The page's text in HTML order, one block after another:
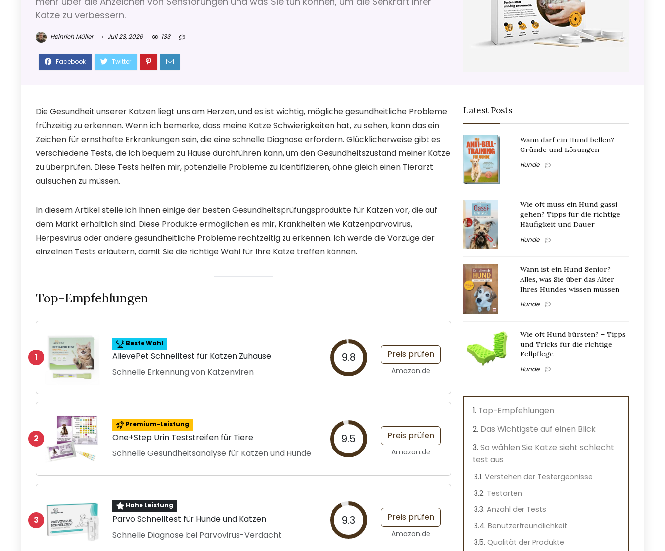
Katze zu verbessern.
Heinrich Müller Juli 23, 2026 133
Die Gesundheit unserer Katzen liegt uns am Herzen, und es ist wichtig, mögliche gesundheitliche Probleme
frühzeitig zu erkennen. Wenn ich bemerke, dass meine Katze Schwierigkeiten hat, zu sehen, kann das ein
Zeichen für ernsthafte Erkrankungen sein, die eine schnelle Diagnose erfordern. Glücklicherweise gibt es
verschiedene Tests, die ich bequem zu Hause durchführen kann, um den Gesundheitszustand meiner Katze
zu überprüfen. Diese Tests helfen mir, potenzielle Probleme zu identifizieren, ohne gleich einen Tierarzt
aufsuchen zu müssen.
In diesem Artikel stelle ich Ihnen einige der besten Gesundheitsprüfungsprodukte für Katzen vor, die auf
dem Markt erhältlich sind. Diese Produkte ermöglichen es mir, Krankheiten wie Katzenparvovirus,
Herpesvirus oder andere gesundheitliche Probleme rechtzeitig zu erkennen. Ich werde die Vorzüge der
einzelnen Tests erläutern, damit Sie die richtige Wahl für Ihre Katze treffen können.
Top-Empfehlungen
1
Beste Wahl
AlievePet Schnelltest für Katzen Zuhause
Schnelle Erkennung von Katzenviren
9.8 Preis prüfen
Amazon.de
2
Premium-Leistung
One+Step Urin Teststreifen für Tiere
Schnelle Gesundheitsanalyse für Katzen und Hunde
9.5 Preis prüfen
Amazon.de
3
Hohe Leistung
Parvo Schnelltest für Hunde und Katzen
Schnelle Diagnose bei Parvovirus-Verdacht
9.3 Preis prüfen
Amazon.de
Latest Posts
Wann darf ein Hund bellen?
Gründe und Lösungen
Hunde
Wie oft muss ein Hund gassi
gehen? Tipps für die richtige
Häufigkeit und Dauer
Hunde
Wann ist ein Hund Senior?
Alles, was Sie über das Alter
Ihres Hundes wissen müssen
Hunde
Wie oft Hund bürsten? – Tipps
und Tricks für die richtige
Fellpflege
Hunde
Top-Empfehlungen
Das Wichtigste auf einen Blick
So wählen Sie Katze sieht schlecht
test aus
Verstehen der Testergebnisse
Testarten
Anzahl der Tests
Benutzerfreundlichkeit
Qualität der Produkte